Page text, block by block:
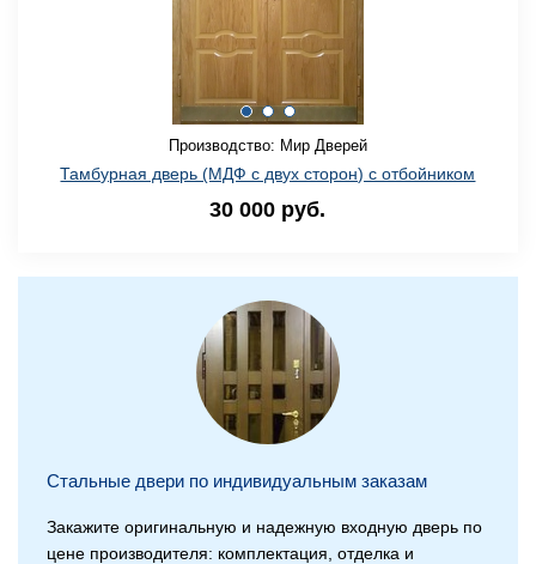
Производство: Мир Дверей
Тамбурная дверь (МДФ с двух сторон) с отбойником
30 000 руб.
Стальные двери по индивидуальным заказам
Закажите оригинальную и надежную входную дверь по
цене производителя: комплектация, отделка и